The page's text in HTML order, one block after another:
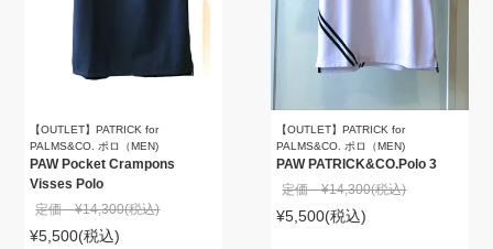
【OUTLET】PATRICK for
PALMS&CO. ポロ（MEN)
PAW Pocket Crampons
Visses Polo
定価 ¥14,300(税込)
¥5,500(税込)
【OUTLET】PATRICK for
PALMS&CO. ポロ（MEN)
PAW PATRICK&CO.Polo 3
定価 ¥14,300(税込)
¥5,500(税込)